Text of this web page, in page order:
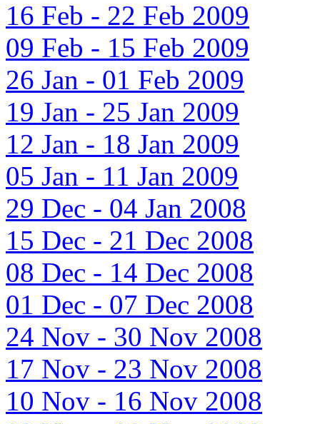
16 Feb - 22 Feb 2009
09 Feb - 15 Feb 2009
26 Jan - 01 Feb 2009
19 Jan - 25 Jan 2009
12 Jan - 18 Jan 2009
05 Jan - 11 Jan 2009
29 Dec - 04 Jan 2008
15 Dec - 21 Dec 2008
08 Dec - 14 Dec 2008
01 Dec - 07 Dec 2008
24 Nov - 30 Nov 2008
17 Nov - 23 Nov 2008
10 Nov - 16 Nov 2008